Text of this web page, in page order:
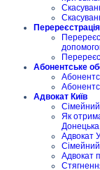
Абонентське
Адвокат Київ
Сімейний
Як
Адвокат
Адвокат